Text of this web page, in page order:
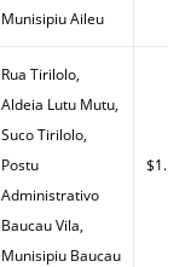
Munisipiu Aileu
Rua Tirilolo,
Aldeia Lutu Mutu,
Suco Tirilolo,
Postu
Administrativo
Baucau Vila,
Munisipiu Baucau
$1.35